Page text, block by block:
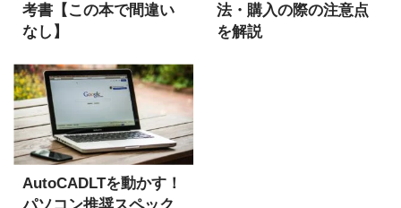
考書【この本で間違い
なし】
法・購入の際の注意点
を解説
AutoCADLTを動かす！